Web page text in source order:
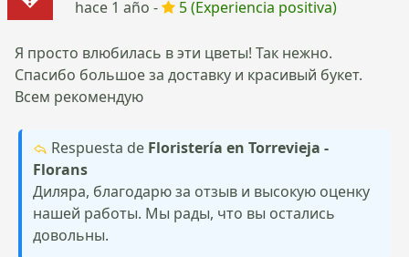
hace 1 año -
5 (Experiencia positiva)
Я просто влюбилась в эти цветы! Так нежно.
Спасибо большое за доставку и красивый букет.
Всем рекомендую
Respuesta de Floristería en Torrevieja -
Florans
Диляра, благодарю за отзыв и высокую оценку
нашей работы. Мы рады, что вы остались
довольны.